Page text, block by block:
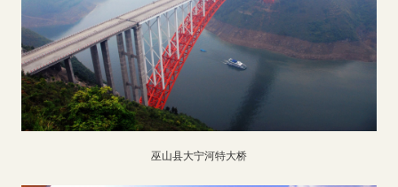
巫山县大宁河特大桥